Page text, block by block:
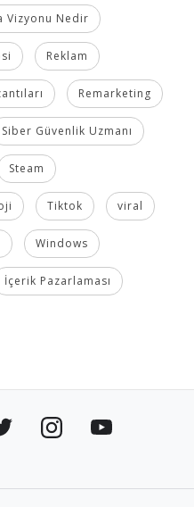
Vizyonu Nedir
Reklam
Remarketing
Siber Güvenlik Uzmanı
Steam
Tiktok viral
Windows
İçerik Pazarlaması